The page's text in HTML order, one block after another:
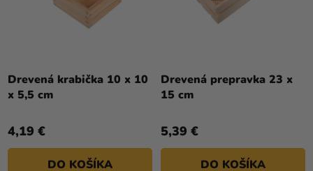
Drevená krabička 10 x 10
x 5,5 cm
4,19 €
DO KOŠÍKA
Drevená prepravka 23 x
15 cm
5,39 €
DO KOŠÍKA